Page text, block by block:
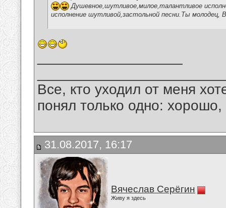
Душевное,шутливое,милое,талантливое
исполнение шутливой,застольной песни.Ты молодец,
Все, кто уходил от меня
понял только одно:
31.08.2017, 16:17
Вячеслав Серёгин
Живу я здесь